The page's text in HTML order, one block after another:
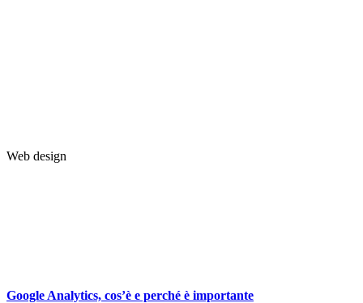
Web design
Google Analytics, cos’è e perché è importante